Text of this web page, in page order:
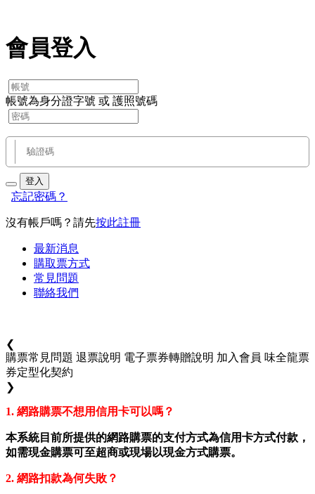
會員登入
帳號為身分證字號 或 護照號碼
登入
忘記密碼？
沒有帳戶嗎？請先按此註冊
最新消息
購取票方式
常見問題
聯絡我們
❮
購票常見問題 退票說明 電子票券轉贈說明 加入會員 味全龍票
券定型化契約
❯
1. 網路購票不想用信用卡可以嗎？
本系統目前所提供的網路購票的支付方式為信用卡方式付款，
如需現金購票可至超商或現場以現金方式購票。
2. 網路扣款為何失敗？